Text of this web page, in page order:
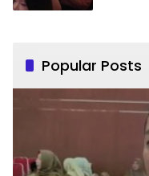
Popular Posts